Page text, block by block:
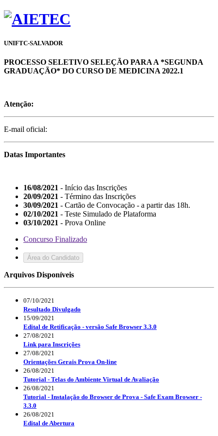
UNIFTC-SALVADOR
PROCESSO SELETIVO SELEÇÃO PARA A *SEGUNDA
GRADUAÇÃO* DO CURSO DE MEDICINA 2022.1
Atenção:
E-mail oficial:
Datas Importantes
16/08/2021 - Início das Inscrições
20/09/2021 - Término das Inscrições
30/09/2021 - Cartão de Convocação - a partir das 18h.
02/10/2021 - Teste Simulado de Plataforma
03/10/2021 - Prova Online
Concurso Finalizado
Área do Candidato
Arquivos Disponíveis
07/10/2021
Resultado Divulgado
15/09/2021
Edital de Retificação - versão Safe Browser 3.3.0
27/08/2021
Link para Inscrições
27/08/2021
Orientações Gerais Prova On-line
26/08/2021
Tutorial - Telas do Ambiente Virtual de Avaliação
26/08/2021
Tutorial - Instalação do Browser de Prova - Safe Exam Browser -
3.3.0
26/08/2021
Edital de Abertura